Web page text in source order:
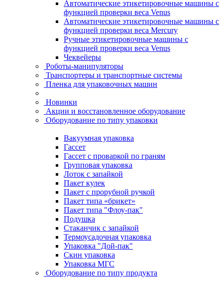
Автоматические этикетировочные машины с
функцией проверки веса Venus
Автоматические этикетировочные машины с
функцией проверки веса Mercury
Ручные этикетировочные машины с
функцией проверки веса Venus
Чеквейеры
Роботы-манипуляторы
Транспортеры и транспортные системы
Пленка для упаковочных машин
Новинки
Акции и восстановленное оборудование
Оборудование по типу упаковки
Вакуумная упаковка
Гассет
Гассет с проваркой по граням
Групповая упаковка
Лоток с запайкой
Пакет кулек
Пакет с прорубной ручкой
Пакет типа «брикет»
Пакет типа "Флоу-пак"
Подушка
Стаканчик с запайкой
Термоусадочная упаковка
Упаковка "Дой-пак"
Скин упаковка
Упаковка МГС
Оборудование по типу продукта